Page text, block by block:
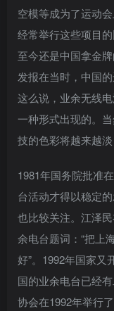
空模等成为了运动
经常举行这些项目
至今还是中国拿金
发报在当时，中国
这么说，业余无线
一种形式出现的。
技的色彩将越来越
1981年国务院批准
台活动才得以稳定
也比较关注。江泽
余电台题词：“把上
好”。1992年国家又
国的业余电台已经
协会在1992年举行